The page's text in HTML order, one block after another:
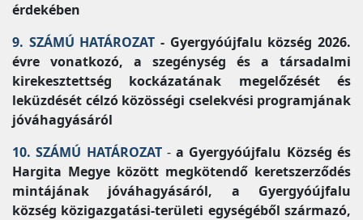
érdekében
9. SZÁMÚ HATÁROZAT - Gyergyóújfalu község 2026.
évre vonatkozó, a szegénység és a társadalmi
kirekesztettség kockázatának megelőzését és
leküzdését célzó közösségi cselekvési programjának
jóváhagyásáról
10. SZÁMÚ HATÁROZAT-a Gyergyóújfalu Község és
Hargita Megye között megkötendő keretszerződés
mintájának jóváhagyásáról, a Gyergyóújfalu
község közigazgatási-területi egységéből származó,